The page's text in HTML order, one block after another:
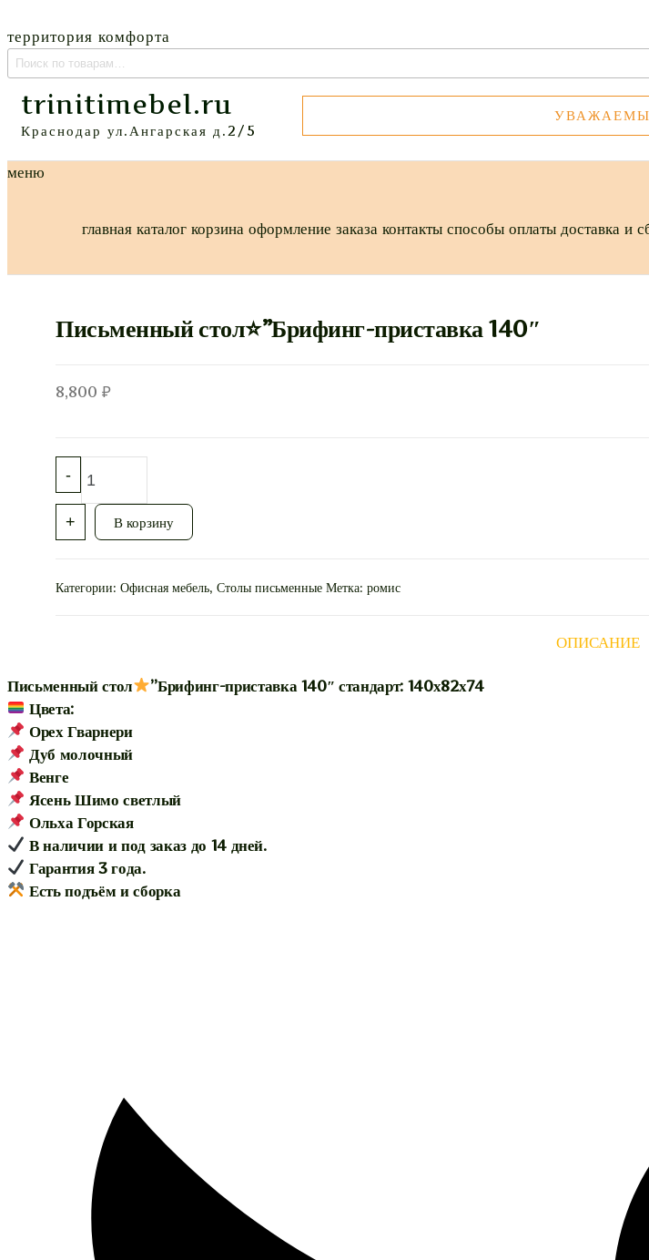
территория комфорта
trinitimebel.ru
Краснодар ул.Ангарская д.2/5
УВАЖАЕМЫЕ
меню
главная каталог корзина оформление заказа контакты способы оплаты доставка и
Письменный стол⭐”Брифинг-приставка 140″
8,800₽
-
+ В корзину
Категории:Офисная мебель,Столы письменные Метка:ромис
ОПИСАНИЕ
Письменный стол
”Брифинг-приставка 140″ стандарт: 140х82х74
Цвета:
Орех Гварнери
Дуб молочный
Венге
Ясень Шимо светлый
Ольха Горская
В наличии и под заказ до 14 дней.
Гарантия 3 года.
Есть подъём и сборка